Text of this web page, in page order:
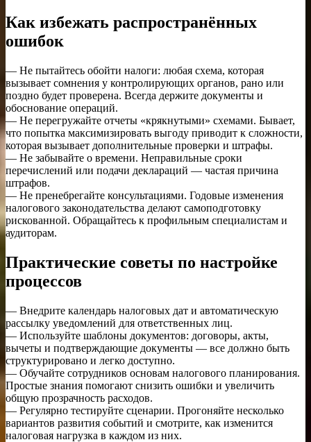
Как избежать распространённых
ошибок
— Не пытайтесь обойти налоги: любая схема, которая
вызывает сомнения у контролирующих органов, рано или
поздно будет проверена. Всегда держите документы и
обоснование операций.
— Не перегружайте отчеты «крякнутыми» схемами. Бывает,
что попытка максимизировать выгоду приводит к сложности,
которая вызывает дополнительные проверки и штрафы.
— Не забывайте о времени. Неправильные сроки
перечислений или подачи деклараций — частая причина
штрафов.
— Не пренебрегайте консультациями. Годовые изменения
налогового законодательства делают самоподготовку
рискованной. Обращайтесь к профильным специалистам и
аудиторам.
Практические советы по настройке
процессов
— Внедрите календарь налоговых дат и автоматическую
рассылку уведомлений для ответственных лиц.
— Используйте шаблоны документов: договоры, акты,
вычеты и подтверждающие документы — все должно быть
структурировано и легко доступно.
— Обучайте сотрудников основам налогового планирования.
Простые знания помогают снизить ошибки и увеличить
общую прозрачность расходов.
— Регулярно тестируйте сценарии. Прогоняйте несколько
вариантов развития событий и смотрите, как изменится
налоговая нагрузка в каждом из них.